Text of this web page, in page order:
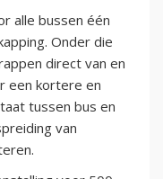
alle bussen één
Onder die
direct van en
een kortere en
tussen bus en
van